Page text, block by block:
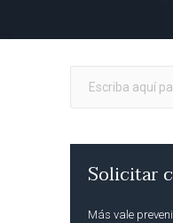
Solicitar
Más vale